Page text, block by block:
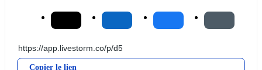
Copier le lien